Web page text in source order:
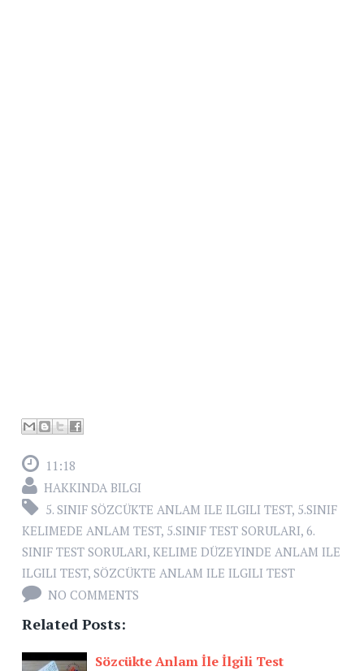
11:18
HAKKINDA BILGI
5. SINIF SÖZCÜKTE ANLAM ILE ILGILI TEST, 5.SINIF
KELIMEDE ANLAM TEST, 5.SINIF TEST SORULARI, 6.
SINIF TEST SORULARI, KELIME DÜZEYINDE ANLAM ILE
ILGILI TEST, SÖZCÜKTE ANLAM ILE ILGILI TEST
NO COMMENTS
Related Posts:
Sözcükte Anlam İle İlgili Test